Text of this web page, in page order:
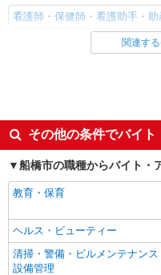
看護師・保健師・看護助手・助
同じ雇用形態から京成西船
入社日応相談
経験者・有資格者歓迎
女性活躍中
フリーター歓迎
ブランクOK
エルダー（50代～）活躍中
高収入・高額
関連す
その他の条件でバイ
船橋市の職種からバイト・
教育・保育
ヘルス・ビューティー
清掃・警備・ビルメンテナンス
設備管理